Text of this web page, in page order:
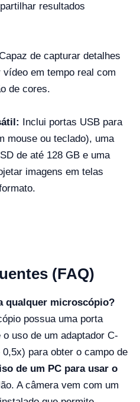
resultados
de capturar detalhes
em tempo real com
de cores.
Inclui portas USB para
mouse ou teclado), uma
de até 128 GB e uma
imagens em telas
(FAQ)
qualquer microscópio?
possua uma porta
uso de um adaptador C-
para obter o campo de
de um PC para usar o
A câmera vem com um